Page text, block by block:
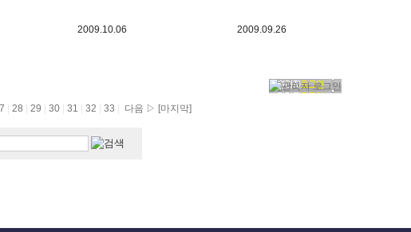
2009.10.06 2009.09.26
28 29 30 31 32 33 다음 ▷ [마지막]